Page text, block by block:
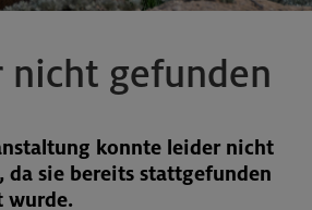
nicht gefunden
konnte leider nicht
da sie bereits stattgefunden
wurde.